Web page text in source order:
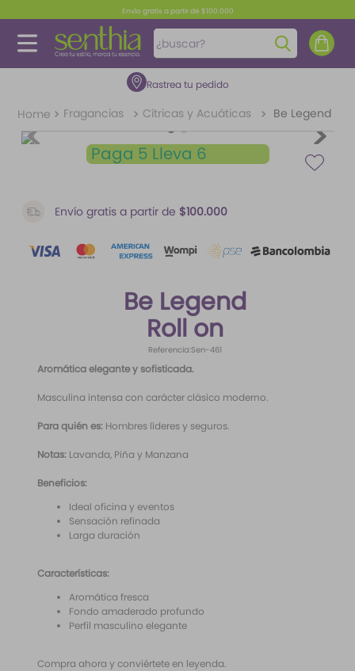
Envío gratis a partir de $100.000
¿buscar?
Rastrea tu pedido
Fragancias Cítricas y Acuáticas Be Legend
Paga 5 Lleva 6
Envío gratis a partir de $100.000
Be Legend
Roll on
Referencia:Sen-461
Aromática elegante y sofisticada.
Masculina intensa con carácter clásico moderno.
Para quién es: Hombres líderes y seguros.
Notas: Lavanda, Piña y Manzana
Beneficios:
Ideal oficina y eventos
Sensación refinada
Larga duración
Características:
Aromática fresca
Fondo amaderado profundo
Perfil masculino elegante
Compra ahora y conviértete en leyenda.
TÉRMINOS MÁS BUSCADOS
1.
perfume
2.
6.
mantequilla
10
santal 33